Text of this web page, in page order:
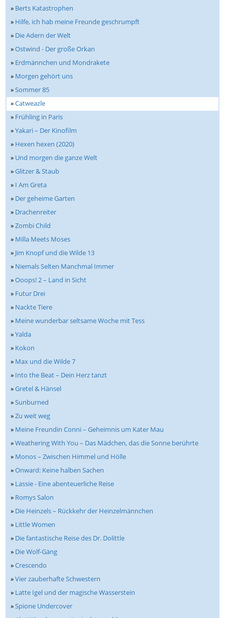
» Berts Katastrophen
» Hilfe, ich hab meine Freunde geschrumpft
» Die Adern der Welt
»Ostwind - Der große Orkan
» Erdmännchen und Mondrakete
» Morgen gehört uns
»Sommer 85
»Catweazle
» Frühling in Paris
»Yakari – Der Kinofilm
» Hexen hexen (2020)
» Und morgen die ganze Welt
»Glitzer & Staub
» I Am Greta
» Der geheime Garten
» Drachenreiter
»Zombi Child
» Milla Meets Moses
» Jim Knopf und die Wilde 13
» Niemals Selten Manchmal Immer
»Ooops! 2 – Land in Sicht
» Futur Drei
» Nackte Tiere
» Meine wunderbar seltsame Woche mit Tess
»Yalda
» Kokon
» Max und die Wilde 7
» Into the Beat – Dein Herz tanzt
»Gretel & Hänsel
»Sunburned
»Zu weit weg
» Meine Freundin Conni – Geheimnis um Kater Mau
»Weathering With You – Das Mädchen, das die Sonne berührte
» Monos – Zwischen Himmel und Hölle
»Onward: Keine halben Sachen
» Lassie - Eine abenteuerliche Reise
» Romys Salon
» Die Heinzels – Rückkehr der Heinzelmännchen
» Little Women
» Die fantastische Reise des Dr. Dolittle
» Die Wolf-Gäng
»Crescendo
»Vier zauberhafte Schwestern
» Latte Igel und der magische Wasserstein
»Spione Undercover